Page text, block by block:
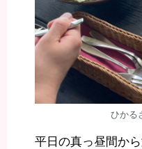
ひかる
平日の真っ昼間か